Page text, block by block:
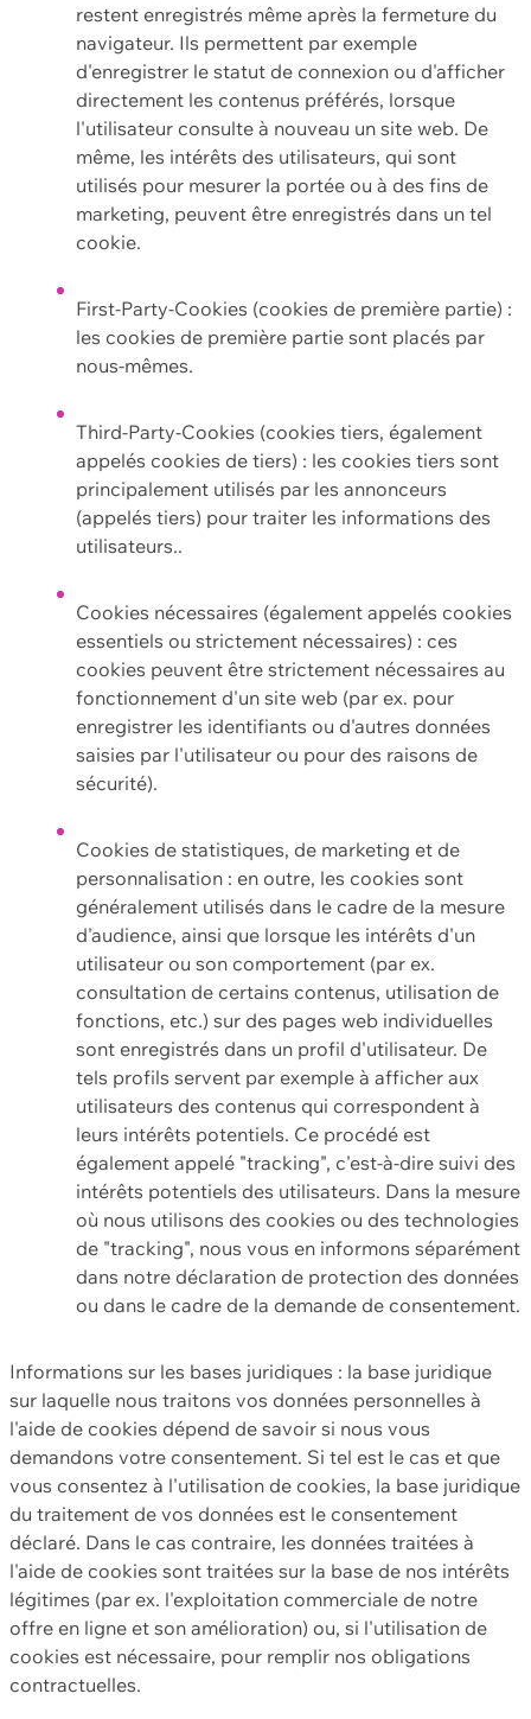
restent enregistrés même après la fermeture du
navigateur. Ils permettent par exemple
d'enregistrer le statut de connexion ou d'afficher
directement les contenus préférés, lorsque
l'utilisateur consulte à nouveau un site web. De
même, les intérêts des utilisateurs, qui sont
utilisés pour mesurer la portée ou à des fins de
marketing, peuvent être enregistrés dans un tel
cookie.
First-Party-Cookies (cookies de première partie) :
les cookies de première partie sont placés par
nous-mêmes.
Third-Party-Cookies (cookies tiers, également
appelés cookies de tiers) : les cookies tiers sont
principalement utilisés par les annonceurs
(appelés tiers) pour traiter les informations des
utilisateurs..
Cookies nécessaires (également appelés cookies
essentiels ou strictement nécessaires) : ces
cookies peuvent être strictement nécessaires au
fonctionnement d'un site web (par ex. pour
enregistrer les identifiants ou d'autres données
saisies par l'utilisateur ou pour des raisons de
sécurité).
Cookies de statistiques, de marketing et de
personnalisation : en outre, les cookies sont
généralement utilisés dans le cadre de la mesure
d'audience, ainsi que lorsque les intérêts d'un
utilisateur ou son comportement (par ex.
consultation de certains contenus, utilisation de
fonctions, etc.) sur des pages web individuelles
sont enregistrés dans un profil d'utilisateur. De
tels profils servent par exemple à afficher aux
utilisateurs des contenus qui correspondent à
leurs intérêts potentiels. Ce procédé est
également appelé "tracking", c'est-à-dire suivi des
intérêts potentiels des utilisateurs. Dans la mesure
où nous utilisons des cookies ou des technologies
de "tracking", nous vous en informons séparément
dans notre déclaration de protection des données
ou dans le cadre de la demande de consentement.
Informations sur les bases juridiques : la base juridique
sur laquelle nous traitons vos données personnelles à
l'aide de cookies dépend de savoir si nous vous
demandons votre consentement. Si tel est le cas et que
vous consentez à l'utilisation de cookies, la base juridique
du traitement de vos données est le consentement
déclaré. Dans le cas contraire, les données traitées à
l'aide de cookies sont traitées sur la base de nos intérêts
légitimes (par ex. l'exploitation commerciale de notre
offre en ligne et son amélioration) ou, si l'utilisation de
cookies est nécessaire, pour remplir nos obligations
contractuelles.